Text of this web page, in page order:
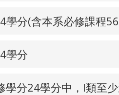
學分(含本系必修課程
學分
學分24學分中，I類至